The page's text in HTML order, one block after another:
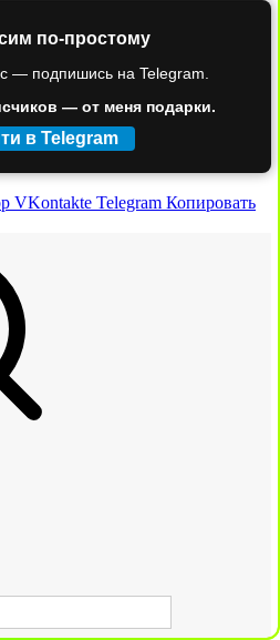
по-простому
— подпишись на Telegram.
— от меня подарки.
в Telegram
VKontakte Telegram Копировать